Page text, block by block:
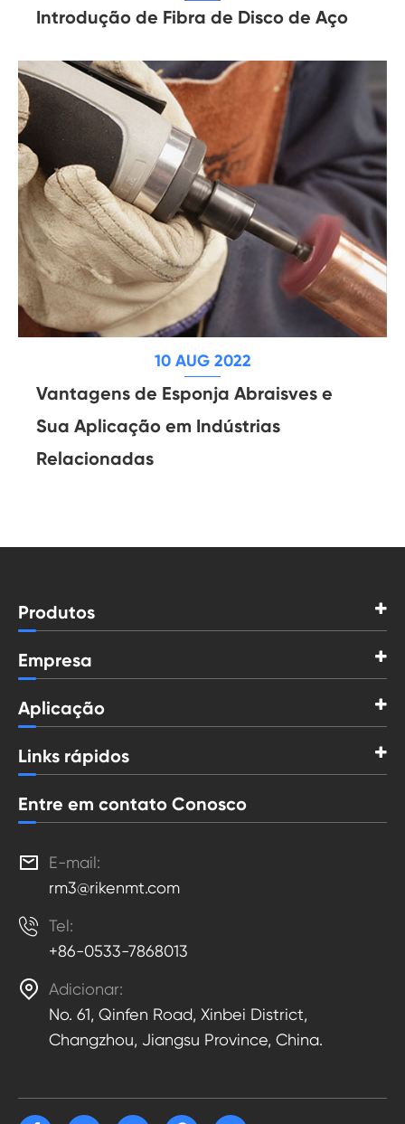
Introdução de Fibra de Disco de Aço
10 AUG 2022
Vantagens de Esponja Abraisves e
Sua Aplicação em Indústrias
Relacionadas
Produtos
Empresa
Aplicação
Links rápidos
Entre em contato Conosco

E-mail:
rm3@rikenmt.com
 Tel:
+86-0533-7868013
 Adicionar:
No. 61, Qinfen Road, Xinbei District,
Changzhou, Jiangsu Province, China.